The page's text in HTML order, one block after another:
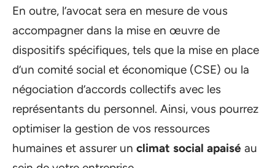
En outre, l’avocat sera en mesure de vous
accompagner dans la mise en œuvre de
dispositifs spécifiques, tels que la mise en place
d’un comité social et économique (CSE) ou la
négociation d’accords collectifs avec les
représentants du personnel. Ainsi, vous pourrez
optimiser la gestion de vos ressources
humaines et assurer un climat social apaisé au